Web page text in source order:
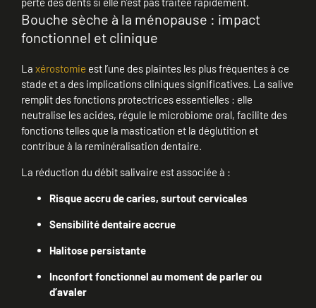
Bouche sèche à la ménopause : impact
fonctionnel et clinique
La xérostomie est l’une des plaintes les plus fréquentes à ce
stade et a des implications cliniques significatives. La salive
remplit des fonctions protectrices essentielles : elle
neutralise les acides, régule le microbiome oral, facilite des
fonctions telles que la mastication et la déglutition et
contribue à la reminéralisation dentaire.
La réduction du débit salivaire est associée à :
Risque accru de caries, surtout cervicales
Sensibilité dentaire accrue
Halitose persistante
Inconfort fonctionnel au moment de parler ou
d’avaler